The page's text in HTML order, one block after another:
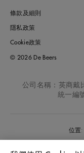
條款及細則
隱私政策
Cookie政策
© 2026 De Beers
公司名稱：英商戴
統一編
位置: